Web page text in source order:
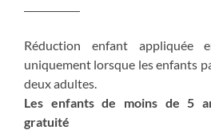
Réduction enfant appliquée
uniquement lorsque les enfants
deux adultes.
Les enfants de moins de 5
gratuité